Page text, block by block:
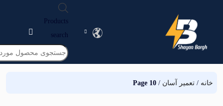
Products
search
تعمیر آسان/
Page 10